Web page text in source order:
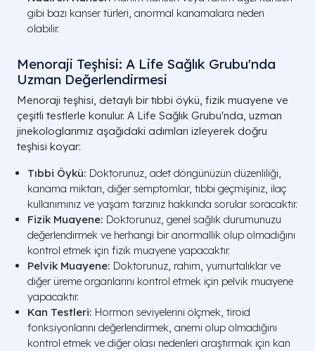
gibi bazı kanser türleri, anormal kanamalara neden
olabilir.
Menoraji Teşhisi: A Life Sağlık Grubu'nda
Uzman Değerlendirmesi
Menoraji teşhisi, detaylı bir tıbbi öykü, fizik muayene ve
çeşitli testlerle konulur. A Life Sağlık Grubu'nda, uzman
jinekologlarımız aşağıdaki adımları izleyerek doğru
teşhisi koyar:
Tıbbi Öykü: Doktorunuz, adet döngünüzün düzenliliği,
kanama miktarı, diğer semptomlar, tıbbi geçmişiniz, ilaç
kullanımınız ve yaşam tarzınız hakkında sorular soracaktır.
Fizik Muayene: Doktorunuz, genel sağlık durumunuzu
değerlendirmek ve herhangi bir anormallik olup olmadığını
kontrol etmek için fizik muayene yapacaktır.
Pelvik Muayene: Doktorunuz, rahim, yumurtalıklar ve
diğer üreme organlarını kontrol etmek için pelvik muayene
yapacaktır.
Kan Testleri: Hormon seviyelerini ölçmek, tiroid
fonksiyonlarını değerlendirmek, anemi olup olmadığını
kontrol etmek ve diğer olası nedenleri araştırmak için kan